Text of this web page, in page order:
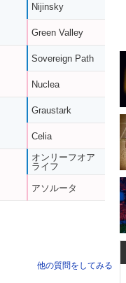
Nijinsky
Green Valley
Sovereign Path
Nuclea
Graustark
Celia
オンリーフオア
ライフ
アソルータ
他の質問をしてみる